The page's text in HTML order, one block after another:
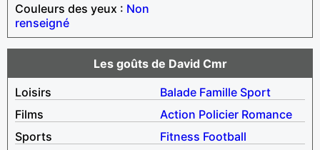
Couleurs des yeux : Non
renseigné
Les goûts de David Cmr
Loisirs
Balade Famille Sport
Films
Action Policier Romance
Sports
Fitness Football